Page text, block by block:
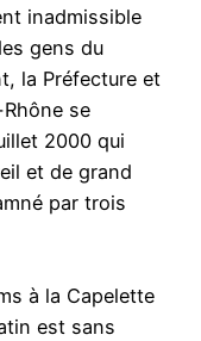
inadmissible
gens du
la Préfecture et
se
2000 qui
et de grand
par trois
à la Capelette
est sans